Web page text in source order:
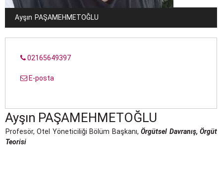
Ayşın PAŞAMEHMETOĞLU
02165649397
E-posta
Ayşın PAŞAMEHMETOĞLU
Profesör, Otel Yöneticiliği Bölüm Başkanı,Örgütsel Davranış, Örgüt
Teorisi